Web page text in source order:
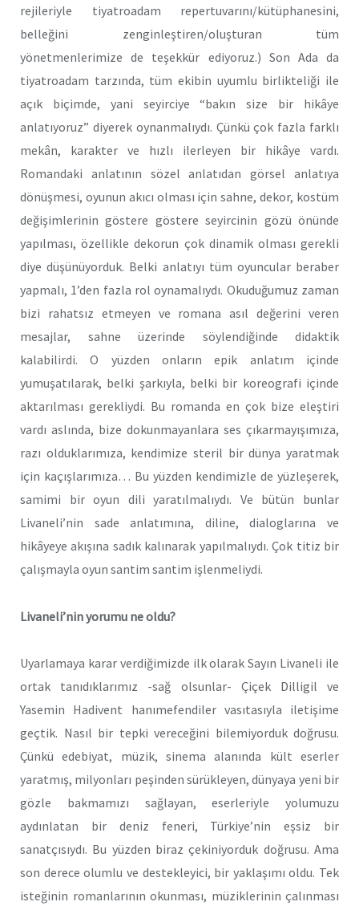
rejileriyle tiyatroadam repertuvarını/kütüphanesini,
belleğini zenginleştiren/oluşturan tüm
yönetmenlerimize de teşekkür ediyoruz.) Son Ada da
tiyatroadam tarzında, tüm ekibin uyumlu birlikteliği ile
açık biçimde, yani seyirciye “bakın size bir hikâye
anlatıyoruz” diyerek oynanmalıydı. Çünkü çok fazla farklı
mekân, karakter ve hızlı ilerleyen bir hikâye vardı.
Romandaki anlatının sözel anlatıdan görsel anlatıya
dönüşmesi, oyunun akıcı olması için sahne, dekor, kostüm
değişimlerinin göstere göstere seyircinin gözü önünde
yapılması, özellikle dekorun çok dinamik olması gerekli
diye düşünüyorduk. Belki anlatıyı tüm oyuncular beraber
yapmalı, 1’den fazla rol oynamalıydı. Okuduğumuz zaman
bizi rahatsız etmeyen ve romana asıl değerini veren
mesajlar, sahne üzerinde söylendiğinde didaktik
kalabilirdi. O yüzden onların epik anlatım içinde
yumuşatılarak, belki şarkıyla, belki bir koreografi içinde
aktarılması gerekliydi. Bu romanda en çok bize eleştiri
vardı aslında, bize dokunmayanlara ses çıkarmayışımıza,
razı olduklarımıza, kendimize steril bir dünya yaratmak
için kaçışlarımıza… Bu yüzden kendimizle de yüzleşerek,
samimi bir oyun dili yaratılmalıydı. Ve bütün bunlar
Livaneli’nin sade anlatımına, diline, dialoglarına ve
hikâyeye akışına sadık kalınarak yapılmalıydı. Çok titiz bir
çalışmayla oyun santim santim işlenmeliydi.
Livaneli’nin yorumu ne oldu?
Uyarlamaya karar verdiğimizde ilk olarak Sayın Livaneli ile
ortak tanıdıklarımız -sağ olsunlar- Çiçek Dilligil ve
Yasemin Hadivent hanımefendiler vasıtasıyla iletişime
geçtik. Nasıl bir tepki vereceğini bilemiyorduk doğrusu.
Çünkü edebiyat, müzik, sinema alanında kült eserler
yaratmış, milyonları peşinden sürükleyen, dünyaya yeni bir
gözle bakmamızı sağlayan, eserleriyle yolumuzu
aydınlatan bir deniz feneri, Türkiye’nin eşsiz bir
sanatçısıydı. Bu yüzden biraz çekiniyorduk doğrusu. Ama
son derece olumlu ve destekleyici, bir yaklaşımı oldu. Tek
isteğinin romanlarının okunması, müziklerinin çalınması